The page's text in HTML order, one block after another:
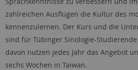
zahlreichen Ausflügen die Kultur des
kennenzulernen. Der Kurs und die
sind für Tübinger Sinologie-
davon nutzen jedes Jahr das Angebot
sechs Wochen in Taiwan.